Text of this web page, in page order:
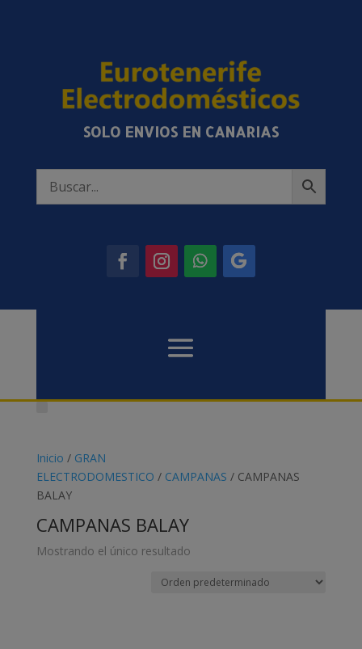
SOLO ENVIOS EN CANARIAS
Inicio / GRAN
ELECTRODOMESTICO / CAMPANAS / CAMPANAS
BALAY
CAMPANAS BALAY
Mostrando el único resultado